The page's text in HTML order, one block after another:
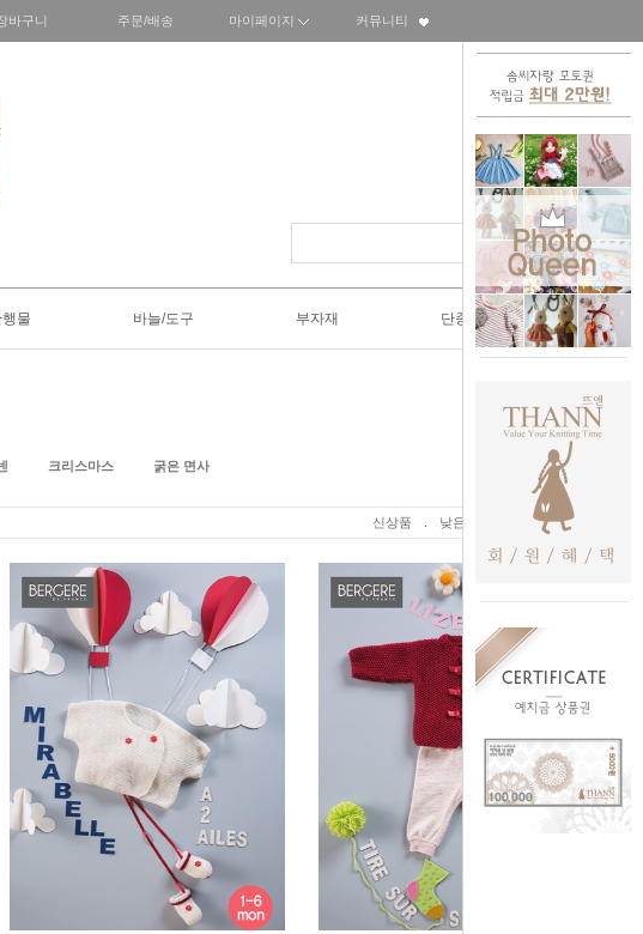
바구니 주문/배송 마이페이지 커뮤니티
물 바늘/도구 부자재 단종SALE50%
크리스마스 굵은 면사
신상품 낮은가격 높은가격